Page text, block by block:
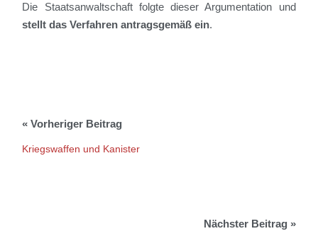
Die Staatsanwaltschaft folgte dieser Argumentation und
stellt das Verfahren antragsgemäß ein.
Kriegswaffen und Kanister